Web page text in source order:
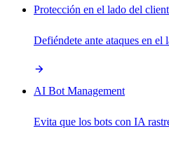
Protección en el lado del
Defiéndete ante ataques en el
AI Bot Management
Evita que los bots con IA